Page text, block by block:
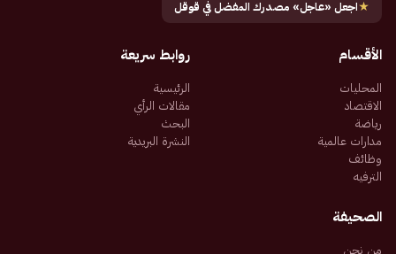
★اجعل «عاجل» مصدرك المفضل في قوقل
الأقسام
المحليات
الاقتصاد
رياضة
مدارات عالمية
وظائف
الترفيه
روابط سريعة
الرئيسية
مقالات الرأي
البحث
النشرة البريدية
الصحيفة
من نحن